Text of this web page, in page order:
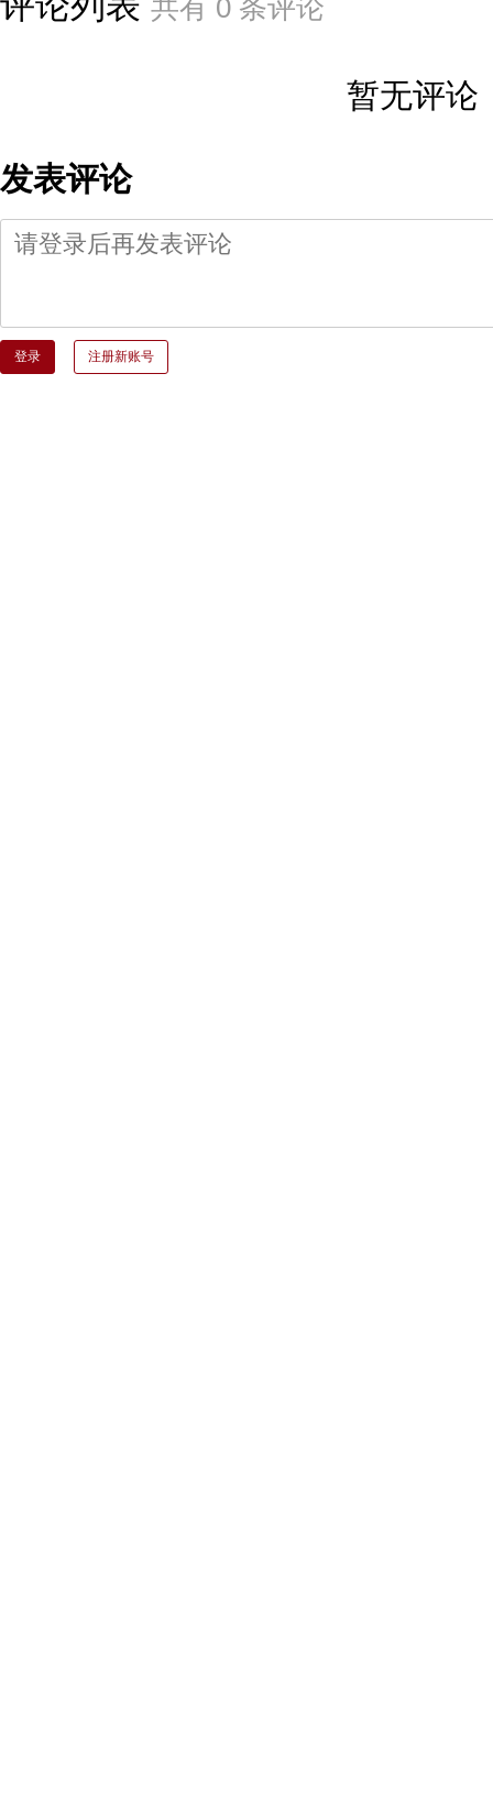
共有 0 条评论
暂无评论
发表评论
登录 注册新账号